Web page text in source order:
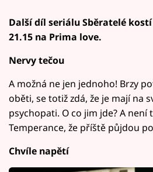
Další díl seriálu Sběratelé
21.15 na Prima love.
Nervy tečou
A možná ne jen jednoho! Brzy
oběti, se totiž zdá, že je mají na
psychopati. O co jim jde? A není
Temperance, že příště půjdou
Chvíle napětí